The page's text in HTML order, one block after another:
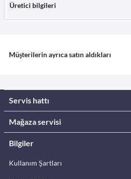
Üretici bilgileri
Müşterilerin ayrıca satın aldıkları
Servis hattı
Mağaza servisi
Bilgiler
Kullanım Şartları